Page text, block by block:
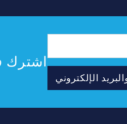
اشترك
عنوان
الإلكتروني